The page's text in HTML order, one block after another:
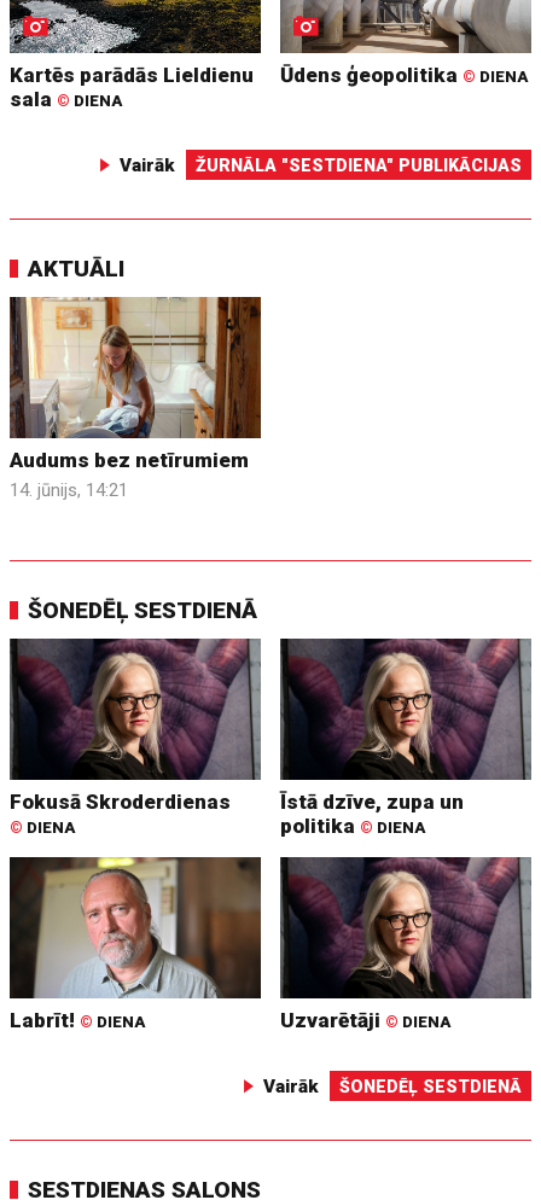
Kartēs parādās Lieldienu
sala © DIENA
Ūdens ģeopolitika © DIENA
Vairāk ŽURNĀLA "SESTDIENA" PUBLIKĀCIJAS
AKTUĀLI
Audums bez netīrumiem
14. jūnijs, 14:21
ŠONEDĒĻ SESTDIENĀ
Fokusā Skroderdienas
© DIENA
Īstā dzīve, zupa un
politika © DIENA
Labrīt! © DIENA Uzvarētāji © DIENA
Vairāk ŠONEDĒĻ SESTDIENĀ
SESTDIENAS SALONS